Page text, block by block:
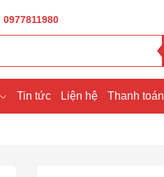
0977811980
Tin tức Liện hệ Thanh toán